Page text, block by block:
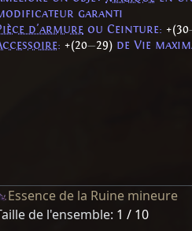
garanti
d'armure ou Ceinture: +(30
: +(20—29) de Vie
Essence de la Ruine mineure
de l'ensemble: 1 / 10